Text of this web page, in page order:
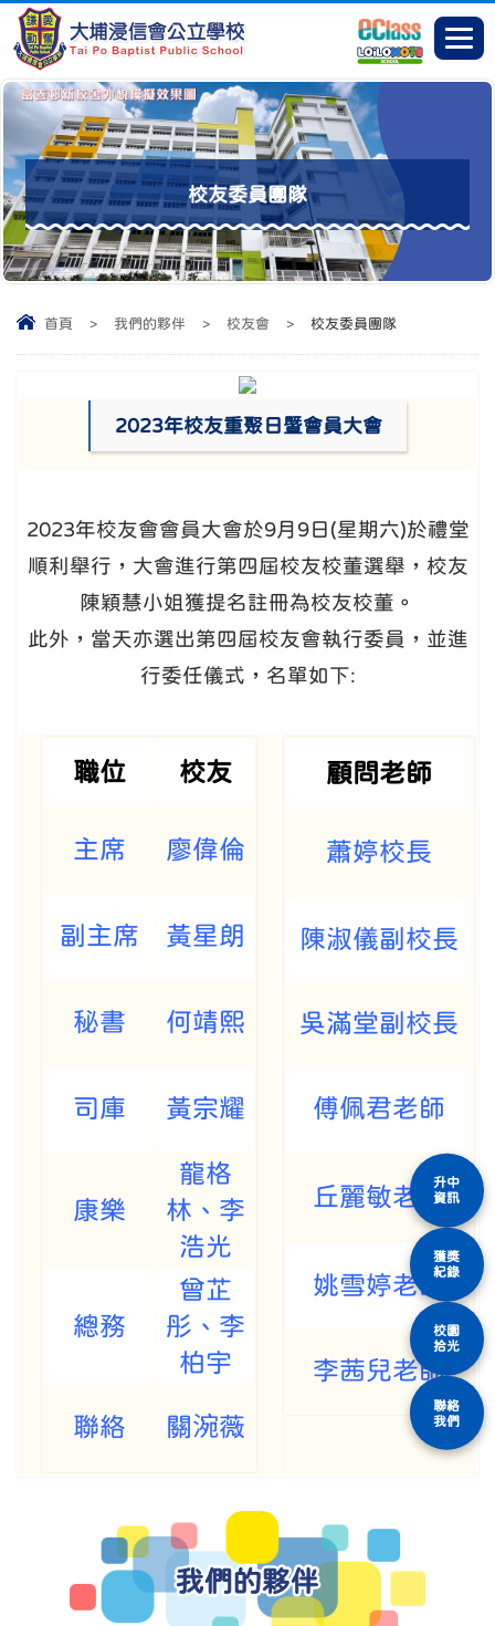
校友委員團隊
首頁 > 我們的夥伴 > 校友會 > 校友委員團隊
2023年校友重聚日暨會員大會
2023年校友會會員大會於9月9日(星期六)於禮堂
順利舉行，大會進行第四屆校友校董選舉，校友
陳穎慧小姐獲提名註冊為校友校董。
此外，當天亦選出第四屆校友會執行委員，並進
行委任儀式，名單如下:
職位 校友
主席 廖偉倫
副主席 黃星朗
秘書 何靖熙
司庫 黃宗耀
康樂
龍格
林、李
浩光
總務
曾芷
彤、李
柏宇
聯絡 關涴薇
顧問老師
蕭婷校長
陳淑儀副校長
吳滿堂副校長
傅佩君老師
丘麗敏老師
姚雪婷老師
李茜兒老師
我們的夥伴
升中
資訊
獲獎
紀錄
校園
拾光
聯絡
我們